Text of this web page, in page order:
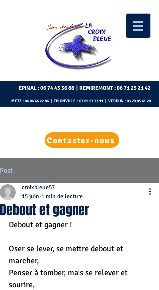
Contactez-nous
EPINAL :06 74 43 36 88 | REMIREMONT :06 71 25 21 42
METZ : 06 06 66 22 86| THIONVILLE : 07 69 57 77 11| VERDUN : 03 29 85 61 20
Post
Debout et gagner
croixbleue57
15 juin 1 min de lecture
Debout et gagner !
Oser se lever, se mettre debout et
marcher,
Penser à tomber, mais se relever et
sourire,